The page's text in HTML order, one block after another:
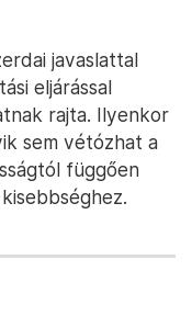
javaslattal
eljárással
rajta. Ilyenkor
sem vétózhat a
függően